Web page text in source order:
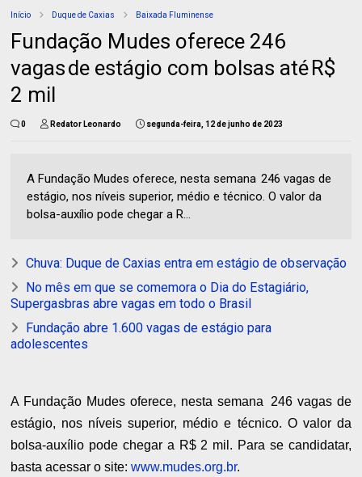
Início Duque de Caxias Baixada Fluminense
Fundação Mudes oferece 246
vagas de estágio com bolsas até R$
2 mil
0 Redator Leonardo segunda-feira, 12 de junho de 2023
A Fundação Mudes oferece, nesta semana 246 vagas de
estágio, nos níveis superior, médio e técnico. O valor da
bolsa-auxílio pode chegar a R...
Chuva: Duque de Caxias entra em estágio de observação
No mês em que se comemora o Dia do Estagiário,
Supergasbras abre vagas em todo o Brasil
Fundação abre 1.600 vagas de estágio para
adolescentes
A Fundação Mudes oferece, nesta semana 246 vagas de
estágio, nos níveis superior, médio e técnico. O valor da
bolsa-auxílio pode chegar a R$ 2 mil. Para se candidatar,
basta acessar o site:www.mudes.org.br.